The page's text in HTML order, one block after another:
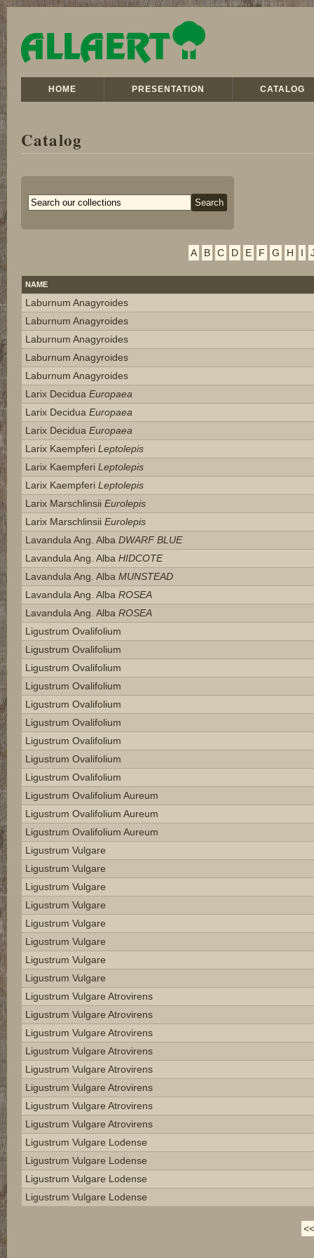
HOME PRESENTATION CATALOG
Catalog
A B C D E F G H I
NAME
Laburnum Anagyroides
Laburnum Anagyroides
Laburnum Anagyroides
Laburnum Anagyroides
Laburnum Anagyroides
Larix Decidua Europaea
Larix Decidua Europaea
Larix Decidua Europaea
Larix Kaempferi Leptolepis
Larix Kaempferi Leptolepis
Larix Kaempferi Leptolepis
Larix Marschlinsii Eurolepis
Larix Marschlinsii Eurolepis
Lavandula Ang. Alba DWARF BLUE
Lavandula Ang. Alba HIDCOTE
Lavandula Ang. Alba MUNSTEAD
Lavandula Ang. Alba ROSEA
Lavandula Ang. Alba ROSEA
Ligustrum Ovalifolium
Ligustrum Ovalifolium
Ligustrum Ovalifolium
Ligustrum Ovalifolium
Ligustrum Ovalifolium
Ligustrum Ovalifolium
Ligustrum Ovalifolium
Ligustrum Ovalifolium
Ligustrum Ovalifolium
Ligustrum Ovalifolium Aureum
Ligustrum Ovalifolium Aureum
Ligustrum Ovalifolium Aureum
Ligustrum Vulgare
Ligustrum Vulgare
Ligustrum Vulgare
Ligustrum Vulgare
Ligustrum Vulgare
Ligustrum Vulgare
Ligustrum Vulgare
Ligustrum Vulgare
Ligustrum Vulgare Atrovirens
Ligustrum Vulgare Atrovirens
Ligustrum Vulgare Atrovirens
Ligustrum Vulgare Atrovirens
Ligustrum Vulgare Atrovirens
Ligustrum Vulgare Atrovirens
Ligustrum Vulgare Atrovirens
Ligustrum Vulgare Atrovirens
Ligustrum Vulgare Lodense
Ligustrum Vulgare Lodense
Ligustrum Vulgare Lodense
Ligustrum Vulgare Lodense
<<